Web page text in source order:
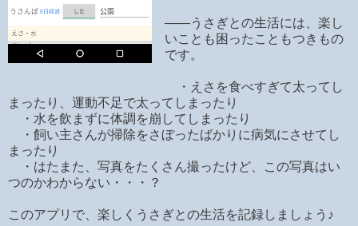
――うさぎとの生活には、楽し
いことも困ったこともつきもの
です。
・えさを食べすぎて太ってし
まったり、運動不足で太ってしまったり
・水を飲まずに体調を崩してしまったり
・飼い主さんが掃除をさぼったばかりに病気にさせてし
まったり
・はたまた、写真をたくさん撮ったけど、この写真はい
つのかわからない・・・？
このアプリで、楽しくうさぎとの生活を記録しましょう♪